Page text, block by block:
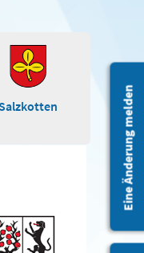
Eine Änderung melden